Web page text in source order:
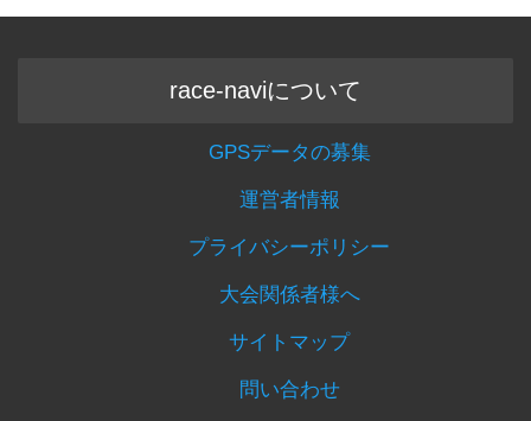
race-naviについて
GPSデータの募集
運営者情報
プライバシーポリシー
大会関係者様へ
サイトマップ
問い合わせ